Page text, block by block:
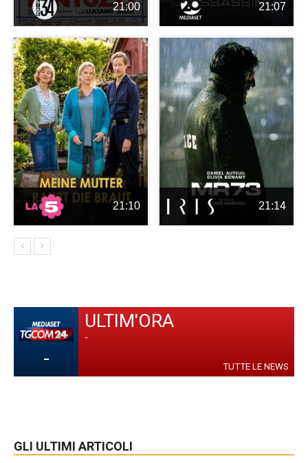
21:00 21:07
21:10 21:14
-
ULTIM'ORA
-
TUTTE LE NEWS
GLI ULTIMI ARTICOLI